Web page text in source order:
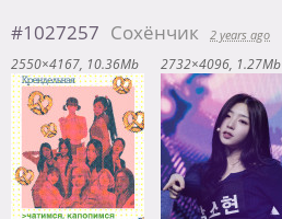
#1027257 Сохёнчик
2 years ago
2550×4167 10.36Mb 2732×4096 1.27Mb